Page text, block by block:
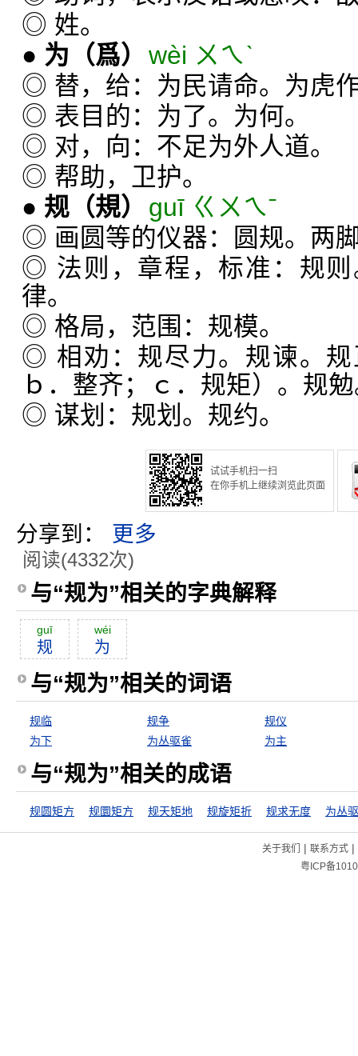
◎ 姓。
● 为 （爲） wèi ㄨㄟˋ
◎ 替，给：为民请命。为虎
◎ 表目的：为了。为何。
◎ 对，向：不足为外人道。
◎ 帮助，卫护。
● 规 （規）
guī ㄍㄨㄟˉ
◎ 画圆等的仪器：圆规。两
◎ 法则，章程，标准：规
律。
◎ 格局，范围：规模。
◎ 相劝：规尽力。规谏。
ｂ．整齐；ｃ．规矩）。规
◎ 谋划：规划。规约。
试试手机扫一扫
在你手机上继续浏览此页面
分享到： 更多
阅读(4332次)
与“规为”相关的字典解释
guī
规
wéi
为
与“规为”相关的词语
规临 规争
规仪
为下
为丛驱雀 为主
与“规为”相关的成语
规圆矩方 规圜矩方 规天矩地 规旋矩折 规求无度 为丛
关于我们 | 联系方式|
粤ICP备